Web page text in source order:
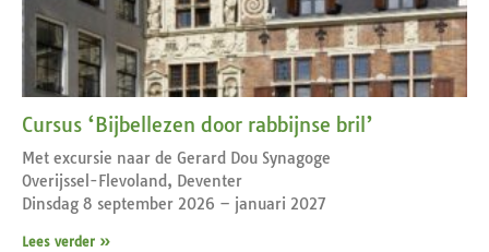
Cursus ‘Bijbellezen door rabbijnse bril’
Met excursie naar de Gerard Dou Synagoge
Overijssel-Flevoland, Deventer
Dinsdag 8 september 2026 – januari 2027
Lees verder »